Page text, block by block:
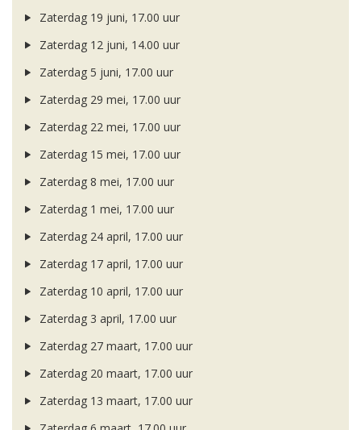
Zaterdag 19 juni, 17.00 uur
Zaterdag 12 juni, 14.00 uur
Zaterdag 5 juni, 17.00 uur
Zaterdag 29 mei, 17.00 uur
Zaterdag 22 mei, 17.00 uur
Zaterdag 15 mei, 17.00 uur
Zaterdag 8 mei, 17.00 uur
Zaterdag 1 mei, 17.00 uur
Zaterdag 24 april, 17.00 uur
Zaterdag 17 april, 17.00 uur
Zaterdag 10 april, 17.00 uur
Zaterdag 3 april, 17.00 uur
Zaterdag 27 maart, 17.00 uur
Zaterdag 20 maart, 17.00 uur
Zaterdag 13 maart, 17.00 uur